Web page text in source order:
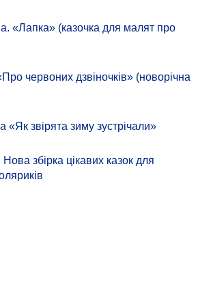
«Лапка» (казочка для малят про
червоних дзвіночків» (новорічна
«Як звірята зиму зустрічали»
збірка цікавих казок для